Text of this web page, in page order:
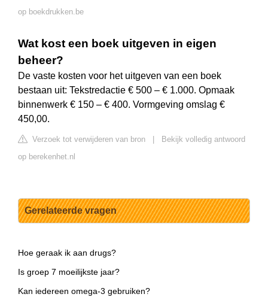
op boekdrukken.be
Wat kost een boek uitgeven in eigen
beheer?
De vaste kosten voor het uitgeven van een boek
bestaan uit: Tekstredactie € 500 – € 1.000. Opmaak
binnenwerk € 150 – € 400. Vormgeving omslag €
450,00.
Verzoek tot verwijderen van bron
Bekijk volledig antwoord
op berekenhet.nl
Gerelateerde vragen
Hoe geraak ik aan drugs?
Is groep 7 moeilijkste jaar?
Kan iedereen omega-3 gebruiken?